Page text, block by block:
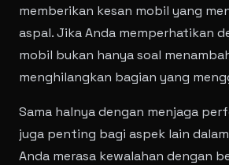
memberikan kesan mobil yang
aspal. Jika Anda memperhatikan
mobil bukan hanya soal
menghilangkan bagian yang
Sama halnya dengan menjaga
juga penting bagi aspek lain
Anda merasa kewalahan dengan